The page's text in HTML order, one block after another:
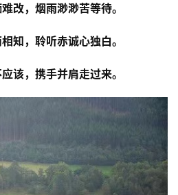
改，烟雨渺渺苦等待。
知，聆听赤诚心独白。
该，携手并肩走过来。